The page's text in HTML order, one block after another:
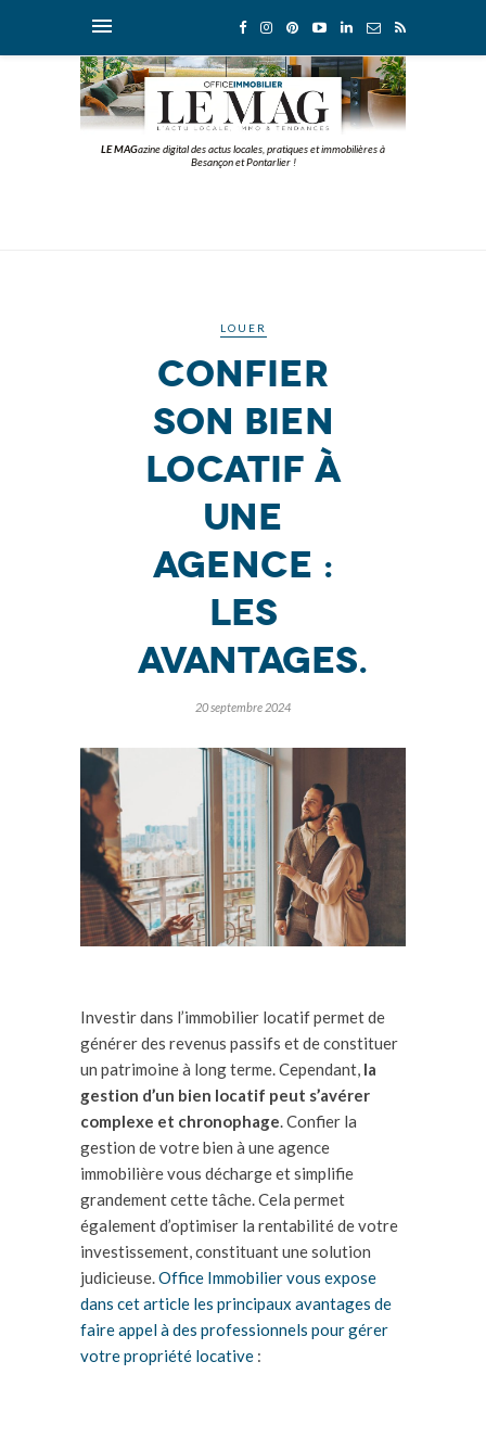
LE MAGazine digital des actus locales, pratiques et immobilières à
Besançon et Pontarlier !
LOUER
confier
son bien
locatif à
une
agence :
Les
avantages.
20 septembre 2024
Investir dans l’immobilier locatif permet de
générer des revenus passifs et de constituer
un patrimoine à long terme. Cependant, la
gestion d’un bien locatif peut s’avérer
complexe et chronophage. Confier la
gestion de votre bien à une agence
immobilière vous décharge et simplifie
grandement cette tâche. Cela permet
également d’optimiser la rentabilité de votre
investissement, constituant une solution
judicieuse.Office Immobilier vous expose
dans cet article les principaux avantages de
faire appel à des professionnels pour gérer
votre propriété locative :